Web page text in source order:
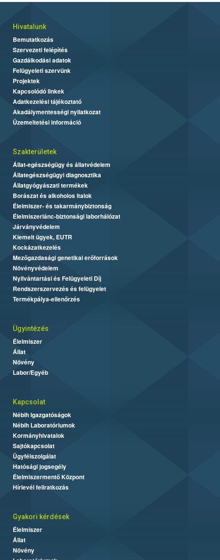
Hivatalunk
Bemutatkozás
Szervezeti felépítés
Gazdálkodási adatok
Felügyeleti szervünk
Projektek
Kapcsolódó linkek
Adatkezelési tájékoztató
Akadálymentességi nyilatkozat
Üzemeltetési információ
Szakterületek
Állat-egészségügy és állatvédelem
Állategészségügyi diagnosztika
Állatgyógyászati termékek
Borászat és alkoholos italok
Élelmiszer- és takarmánybiztonság
Élelmiszerlánc-biztonsági laborhálózat
Járványvédelem
Kiemelt ügyek, EUTR
Kockázatkezelés
Mezőgazdasági genetikai erőforrások
Növényvédelem
Nyilvántartási és Felügyeleti Díj
Rendszerszervezés és felügyelet
Termékpálya-ellenőrzés
Ügyintézés
Élelmiszer
Állat
Növény
Labor/Egyéb
Kapcsolat
Nébih Igazgatóságok
Nébih Laboratóriumok
Kormányhivatalok
Sajtókapcsolat
Ügyfélszolgálat
Hatósági jogsegély
Élelmiszermentő Központ
Hírlevél feliratkozás
Gyakori kérdések
Élelmiszer
Állat
Növény